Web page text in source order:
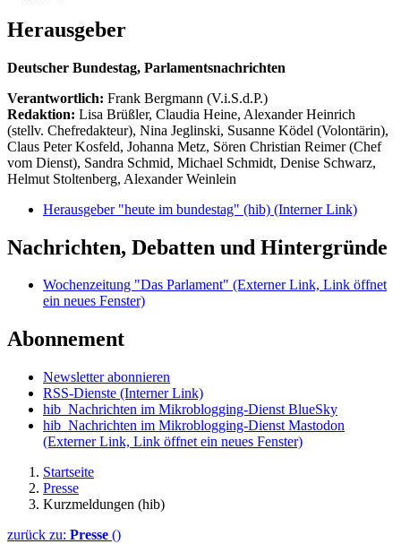
Herausgeber
Deutscher Bundestag, Parlamentsnachrichten
Verantwortlich: Frank Bergmann (V.i.S.d.P.)
Redaktion: Lisa Brüßler, Claudia Heine, Alexander Heinrich
(stellv. Chefredakteur), Nina Jeglinski, Susanne Ködel (Volontärin),
Claus Peter Kosfeld, Johanna Metz, Sören Christian Reimer (Chef
vom Dienst), Sandra Schmid, Michael Schmidt, Denise Schwarz,
Helmut Stoltenberg, Alexander Weinlein
Herausgeber "heute im bundestag" (hib) (Interner Link)
Nachrichten, Debatten und Hintergründe
Wochenzeitung "Das Parlament" (Externer Link, Link öffnet
ein neues Fenster)
Abonnement
Newsletter abonnieren
RSS-Dienste (Interner Link)
hib_Nachrichten im Mikroblogging-Dienst BlueSky
hib_Nachrichten im Mikroblogging-Dienst Mastodon
(Externer Link, Link öffnet ein neues Fenster)
Startseite
Presse
Kurzmeldungen (hib)
zurück zu: Presse ()